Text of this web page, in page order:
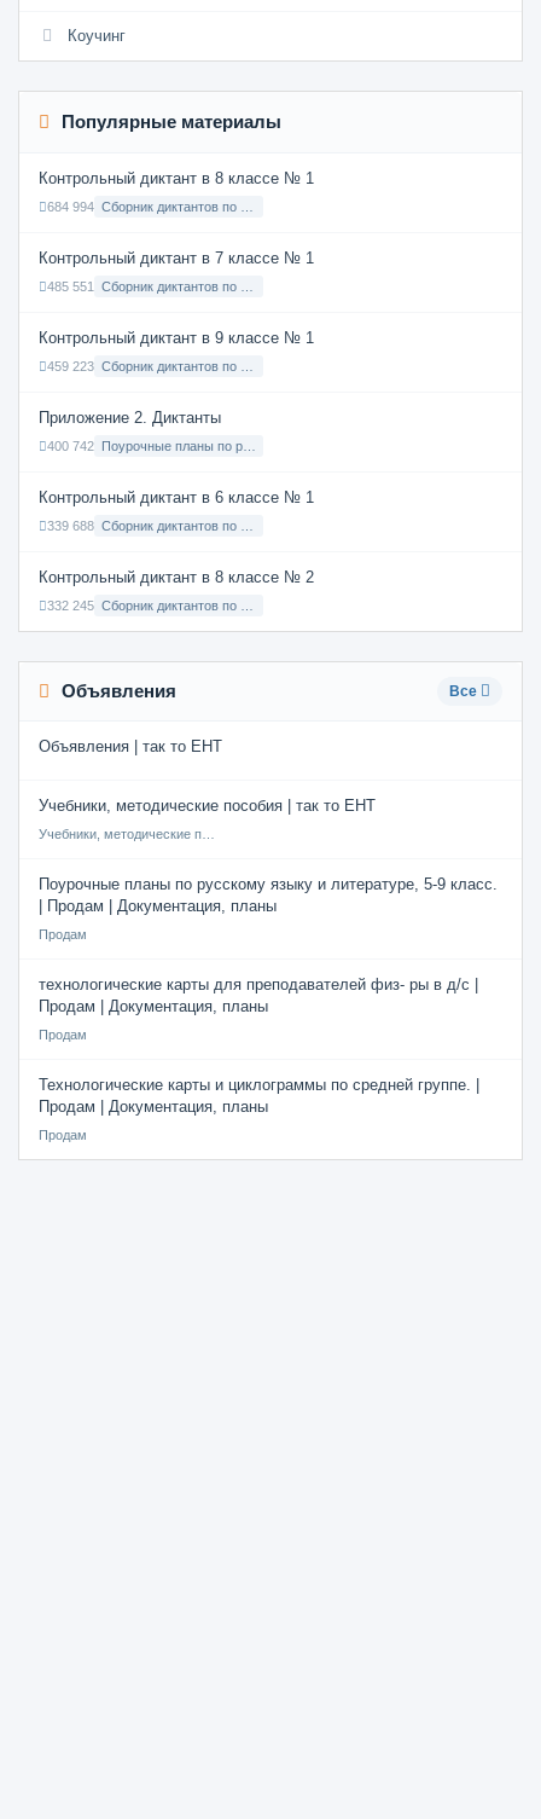
Коучинг
Популярные материалы
Контрольный диктант в 8 классе № 1
684 994
Контрольный диктант в 7 классе № 1
485 551
Контрольный диктант в 9 классе № 1
459 223
Приложение 2. Диктанты
400 742
Контрольный диктант в 6 классе № 1
339 688
Контрольный диктант в 8 классе № 2
332 245
Объявления Все
Объявления | так то ЕНТ
Учебники, методические пособия | так то ЕНТ
Поурочные планы по русскому языку и литературе, 5-9 класс.
| Продам | Документация, планы
Продам
технологические карты для преподавателей физ- ры в д/с |
Продам | Документация, планы
Продам
Технологические карты и циклограммы по средней группе. |
Продам | Документация, планы
Продам